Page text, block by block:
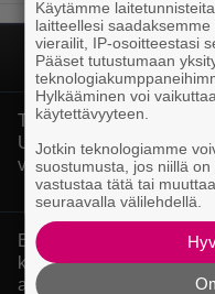
Tänään tv:ssä: Vesa-
Uunon rooliin vuonna
vetäytyi sivummalle
Bond-luojan 68 vuotta
kirje löytyi – tältä 007-
alun perin näyttää
Käytämme
laitteellesi
vierailit, IP-osoitteestasi
Pääset tutustumaan
Hylkääminen voi
käytettävyyteen.
Jotkin teknologiamme
suostumusta, jos niillä
vastustaa tätä tai
seuraavalla välilehdellä.